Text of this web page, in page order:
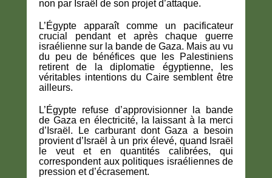
non par Israël de son projet d’attaque.
L’Égypte apparaît comme un pacificateur
crucial pendant et après chaque guerre
israélienne sur la bande de Gaza. Mais au vu
du peu de bénéfices que les Palestiniens
retirent de la diplomatie égyptienne, les
véritables intentions du Caire semblent être
ailleurs.
L’Égypte refuse d’approvisionner la bande
de Gaza en électricité, la laissant à la merci
d’Israël. Le carburant dont Gaza a besoin
provient d’Israël à un prix élevé, quand Israël
le veut et en quantités calibrées, qui
correspondent aux politiques israéliennes de
pression et d’écrasement.